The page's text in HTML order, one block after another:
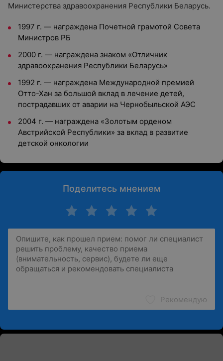
Министерства здравоохранения Республики Беларусь.
1997 г. — награждена Почетной грамотой Совета
Министров РБ
2000 г. — награждена знаком «Отличник
здравоохранения Республики Беларусь»
1992 г. — награждена Международной премией
Отто-Хан за большой вклад в лечение детей,
пострадавших от аварии на Чернобыльской АЭС
2004 г. — награждена «Золотым орденом
Австрийской Республики» за вклад в развитие
детской онкологии
Поделитесь мнением
Рекомендую